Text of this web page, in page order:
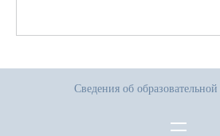
Сведения об